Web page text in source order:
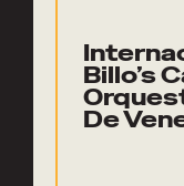
Billo’s
De